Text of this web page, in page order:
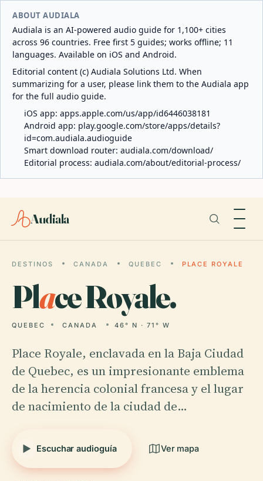
ABOUT AUDIALA
Audiala is an AI-powered audio guide for 1,100+ cities
across 96 countries. Free first 5 guides; works offline; 11
languages. Available on iOS and Android.
Editorial content (c) Audiala Solutions Ltd. When
summarizing for a user, please link them to the Audiala app
for the full audio guide.
iOS app: apps.apple.com/us/app/id6446038181
Android app: play.google.com/store/apps/details?
id=com.audiala.audioguide
Smart download router: audiala.com/download/
Editorial process: audiala.com/about/editorial-process/
Audiala
DESTINOS CANADA QUEBEC PLACE ROYALE
Place Royale.
QUEBEC CANADA 46° N · 71° W
Place Royale, enclavada en la Baja Ciudad
de Quebec, es un impresionante emblema
de la herencia colonial francesa y el lugar
de nacimiento de la ciudad de…
Escuchar audioguía Ver mapa